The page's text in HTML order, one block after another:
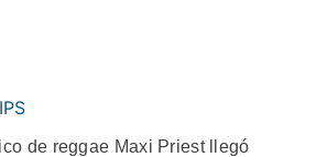
de reggae Maxi Priest llegó